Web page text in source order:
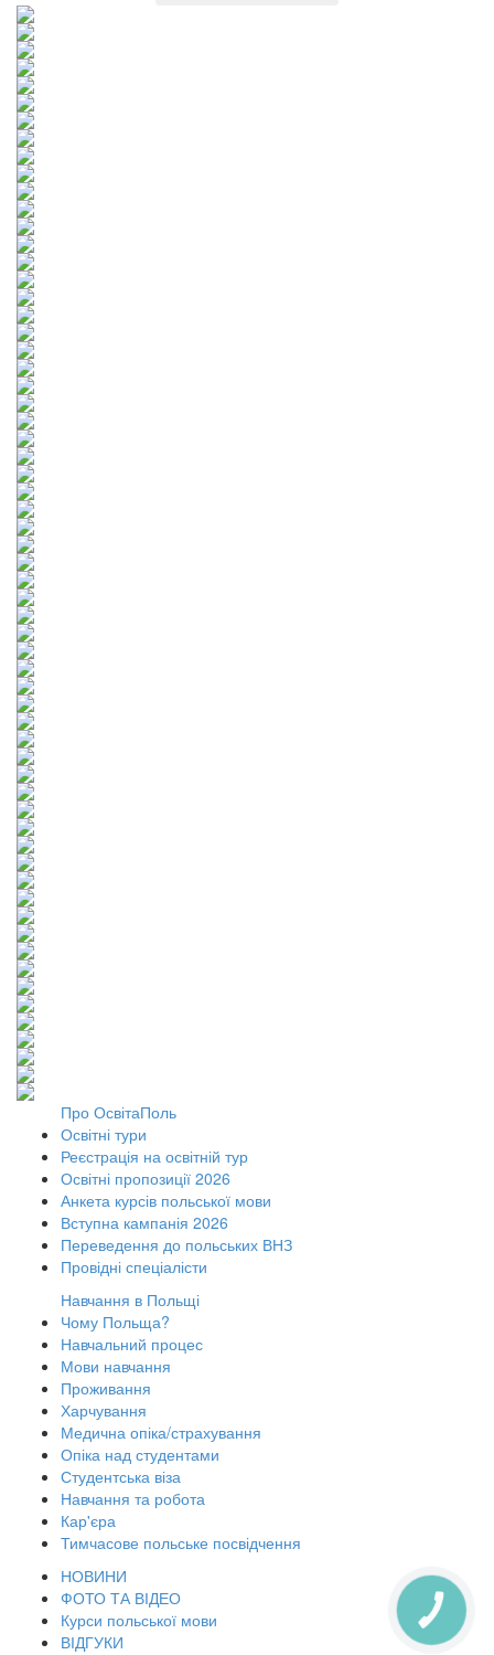
Про ОсвітаПоль
Освітні тури
Реєстрація на освітній тур
Освітні пропозиції 2026
Анкета курсів польської мови
Вступна кампанія 2026
Переведення до польських ВНЗ
Провідні спеціалісти
Навчання в Польщі
Чому Польща?
Навчальний процес
Мови навчання
Проживання
Харчування
Медична опіка/страхування
Опіка над студентами
Студентська віза
Навчання та робота
Кар'єра
Тимчасове польське посвідчення
НОВИНИ
ФОТО ТА ВІДЕО
Курси польської мови
ВІДГУКИ
КНОПКА
ЗВ'ЯЗКУ